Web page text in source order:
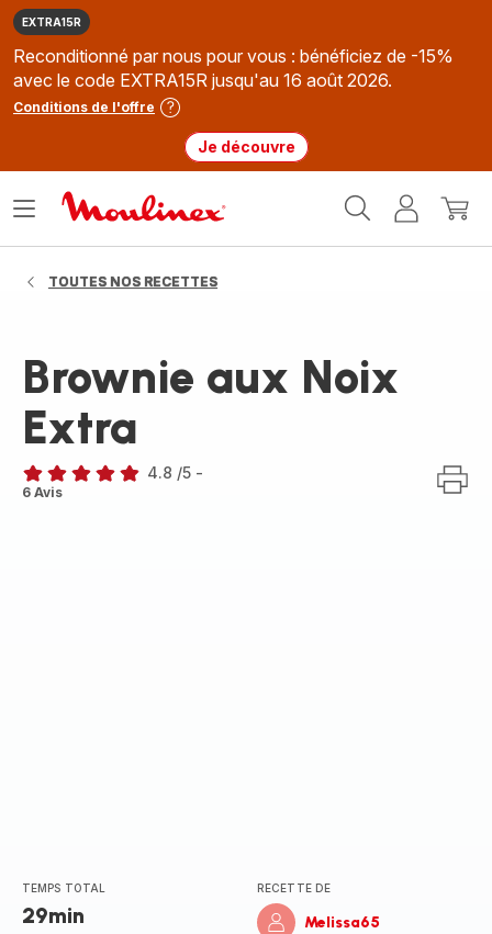
EXTRA15R
Reconditionné par nous pour vous : bénéficiez de -15%
avec le code EXTRA15R jusqu'au 16 août 2026.
Conditions de l'offre
Je découvre
MonMon
Ouvrir
TOUTES NOS RECETTES
Brownie aux Noix
Extra
ratings.4.8
4.8 /5 -
6 Avis
TEMPS TOTAL
29min
RECETTE DE
Melissa65